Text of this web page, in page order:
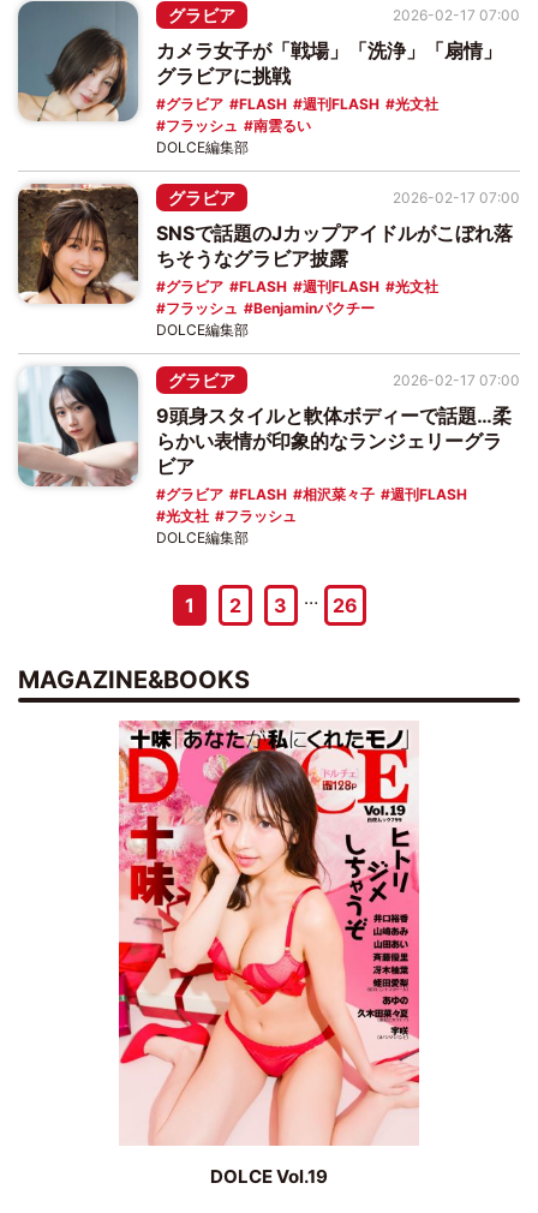
グラビア
カメラ女子が「戦場」「洗浄」「扇情」
グラビアに挑戦
グラビア FLASH 週刊FLASH
光文社
フラッシュ
南雲るい
2026-02-17 07:00
DOLCE編集部
グラビア
SNSで話題のJカップアイドルがこぼれ落
ちそうなグラビア披露
グラビア FLASH 週刊FLASH
光文社
フラッシュ
Benjaminパクチー
2026-02-17 07:00
DOLCE編集部
グラビア
9頭身スタイルと軟体ボディーで話題…柔
らかい表情が印象的なランジェリーグラ
ビア
グラビア FLASH 相沢菜々子
週刊FLASH
光文社
フラッシュ
2026-02-17 07:00
DOLCE編集部
1 2 3 … 26
MAGAZINE&BOOKS
DOLCE Vol.19